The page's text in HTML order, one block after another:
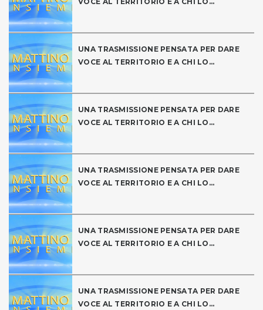
UNA TRASMISSIONE PENSATA PER DARE
VOCE AL TERRITORIO E A CHI LO...
UNA TRASMISSIONE PENSATA PER DARE
VOCE AL TERRITORIO E A CHI LO...
UNA TRASMISSIONE PENSATA PER DARE
VOCE AL TERRITORIO E A CHI LO...
UNA TRASMISSIONE PENSATA PER DARE
VOCE AL TERRITORIO E A CHI LO...
UNA TRASMISSIONE PENSATA PER DARE
VOCE AL TERRITORIO E A CHI LO...